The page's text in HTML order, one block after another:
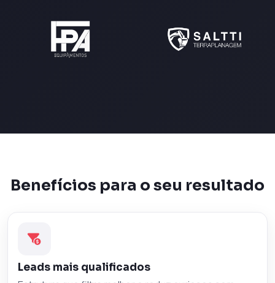
Benefícios para o seu resultado
Leads mais qualificados